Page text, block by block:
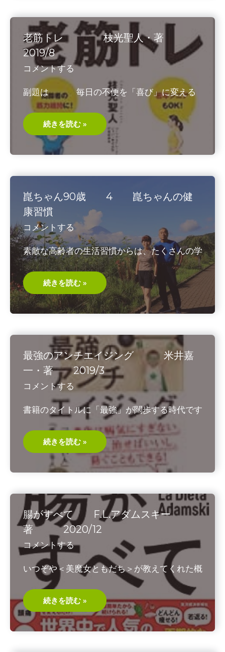
し
て
る
10
人
生
を
楽
し
老筋トレ 枝光聖人・著
2019/8
コメントする
副題は 毎日の不便を「喜び」に変える
老
筋
ト
レ
枝
人・
2019/8
続きを読む »
崑ちゃん90歳 4 崑ちゃんの健
康習慣
コメントする
素敵な高齢者の生活習慣からは、たくさんの学
崑
ち
ゃ
ん
90
崑
ち
ゃ
ん
の
健
習
続きを読む »
最強のアンチエイジング 米井嘉
一・著 2019/3
コメントする
書籍のタイトルに「最強」が闊歩する時代です
最
強
の
ア
ン
イ
ジ
ン
グ
米
嘉
一・
著
2019/3
続きを読む »
腸がすべて F.L.アダムスキー
著 2020/12
コメントする
いつぞや＜美魔女ともだち＞が教えてくれた概
腸
が
す
べ
て
続きを読む »